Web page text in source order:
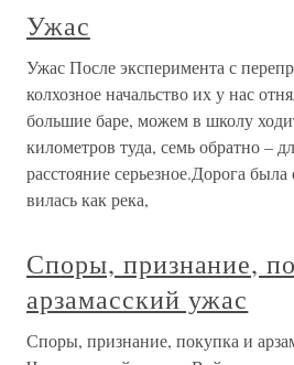
Ужас
Ужас После эксперимента с
колхозное начальство их у нас
большие баре, можем в школу
километров туда, семь обратно –
расстояние серьезное.Дорога
вилась как река,
Споры, признание,
арзамасский ужас
Споры, признание, покупка и